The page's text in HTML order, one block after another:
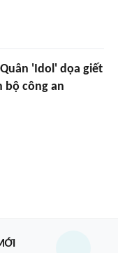
'Idol' dọa giết
bộ công an